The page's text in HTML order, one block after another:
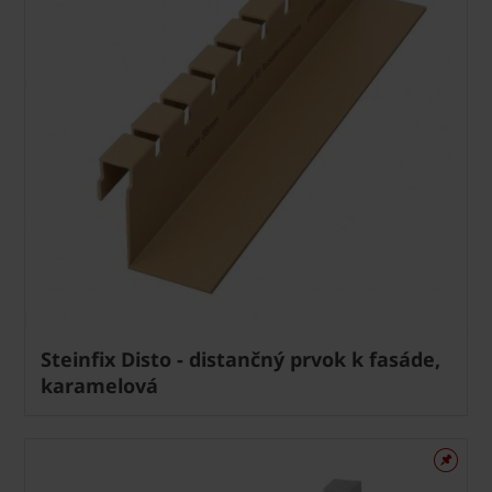
Steinfix Disto - distančný prvok k fasáde,
karamelová